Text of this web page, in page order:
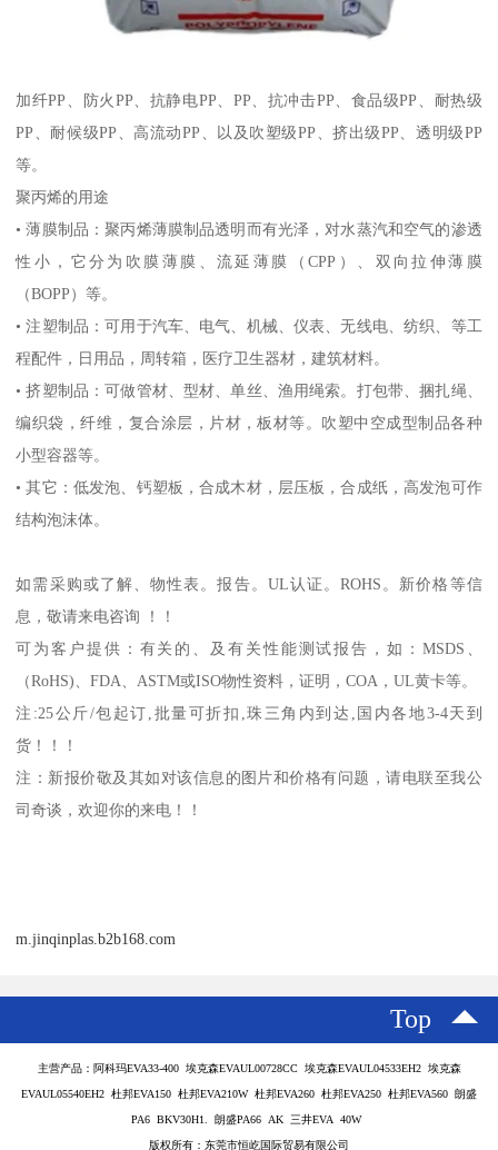
加纤PP 、防火 PP 、抗静电PP PP 、抗冲击PP 、食品级PP 、耐热级
PP 、耐候级PP 、高流动PP 、以及吹塑级PP 、挤出级PP 、透明级PP
等。
聚丙烯的用途
•薄膜制品：聚丙烯薄膜制品透明而有光泽，对水蒸汽和空气的渗透
性小，它分为吹膜薄膜、流延薄膜（CPP ）、双向拉伸薄膜
（BOPP ）等。
•注塑制品：可用于汽车、电气、机械、仪表、无线电、纺织、等工
程配件，日用品，周转箱，医疗卫生器材，建筑材料。
•挤塑制品：可做管材、型材、单丝、渔用绳索。打包带、捆扎绳、
编织袋，纤维，复合涂层，片材，板材等。吹塑中空成型制品各种
小型容器等。
•其它：低发泡、钙塑板，合成木材，层压板，合成纸，高发泡可作
结构泡沫体。
如需采购或了解、物性表。报告。 UL认证。ROHS 。新价格等信
息，敬请来电咨询 ！！
可为客户提供：有关的、及有关性能测试报告，如： MSDS
（RoHS) 、FDA ASTM或ISO物性资料，证明，COA ，UL黄卡等。
注 :25公斤/包起订 批量可折扣 珠三角内到达 国内各地3-4天到
货！！！
注：新报价敬及其如对该信息的图片和价格有问题，请电联至我公
司奇谈，欢迎你的来电！！
m.jinqinplas.b2b168.com
Top
主营产品：阿科玛EVA33-400 埃克森EVAUL00728CC 埃克森EVAUL04533EH2 埃克森
EVAUL05540EH2 杜邦EVA150 杜邦EVA210W 杜邦EVA260 杜邦EVA250 杜邦EVA560 朗盛
PA6 BKV30H1. 朗盛PA66 AK 三井EVA 40W
版权所有：东莞市恒屹国际贸易有限公司